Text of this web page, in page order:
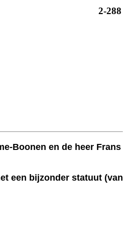
2-288
Boonen en de heer Frans
een bijzonder statuut (van